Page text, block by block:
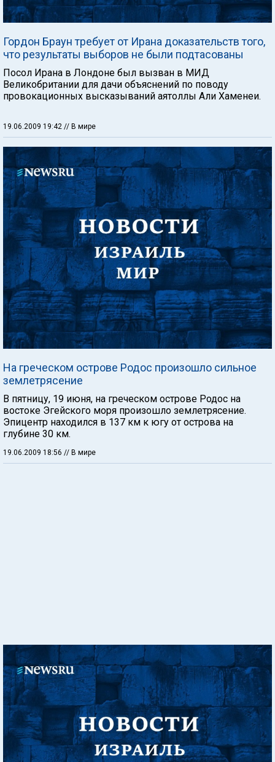
Гордон Браун требует от Ирана доказательств того,
что результаты выборов не были подтасованы
Посол Ирана в Лондоне был вызван в МИД
Великобритании для дачи объяснений по поводу
провокационных высказываний аятоллы Али Хаменеи.
19.06.2009 19:42 // В мире
На греческом острове Родос произошло сильное
землетрясение
В пятницу, 19 июня, на греческом острове Родос на
востоке Эгейского моря произошло землетрясение.
Эпицентр находился в 137 км к югу от острова на
глубине 30 км.
19.06.2009 18:56 // В мире